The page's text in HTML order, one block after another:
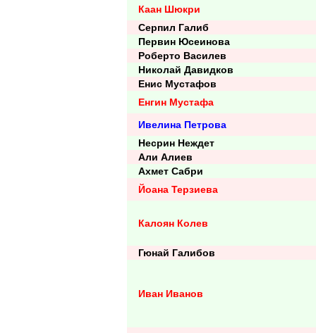
Каан Шюкри
Серпил Галиб
Первин Юсеинова
Роберто Василев
Николай Давидков
Енис Мустафов
Енгин Мустафа
Ивелина Петрова
Несрин Неждет
Али Алиев
Ахмет Сабри
Йоана Терзиева
Калоян Колев
Гюнай Галибов
Иван Иванов